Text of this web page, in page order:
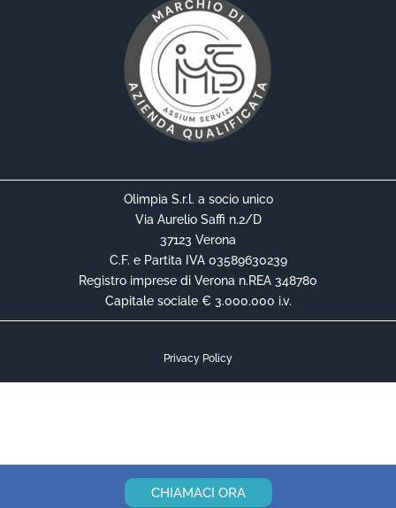
Olimpia S.r.l. a socio unico
Via Aurelio Saffi n.2/D
37123 Verona
C.F. e Partita IVA 03589630239
Registro imprese di Verona n.REA 348780
Capitale sociale € 3.000.000 i.v.
Privacy Policy
CHIAMACI ORA